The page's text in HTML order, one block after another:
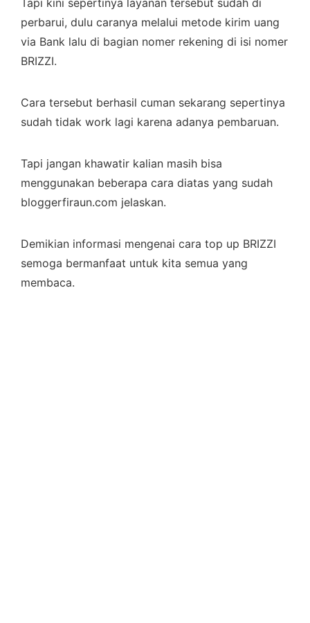
Tapi kini sepertinya layanan tersebut sudah di
perbarui, dulu caranya melalui metode kirim uang
via Bank lalu di bagian nomer rekening di isi nomer
BRIZZI.
Cara tersebut berhasil cuman sekarang sepertinya
sudah tidak work lagi karena adanya pembaruan.
Tapi jangan khawatir kalian masih bisa
menggunakan beberapa cara diatas yang sudah
bloggerfiraun.com jelaskan.
Demikian informasi mengenai cara top up BRIZZI
semoga bermanfaat untuk kita semua yang
membaca.